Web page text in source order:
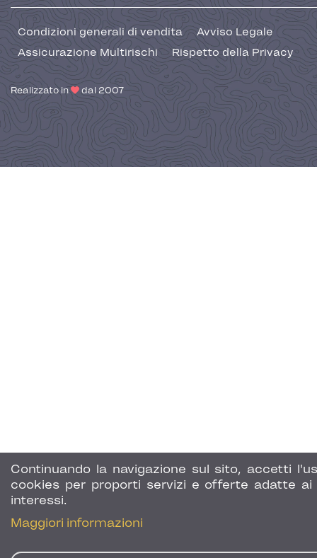
Continuando la navigazione sul sito, accetti
cookies per proporti servizi e offerte adatte ai
interessi.
Maggiori informazioni
Condizioni generali di vendita
Avviso Legale
Assicurazione Multirischi
Rispetto della Privacy
Realizzato in dal 2007